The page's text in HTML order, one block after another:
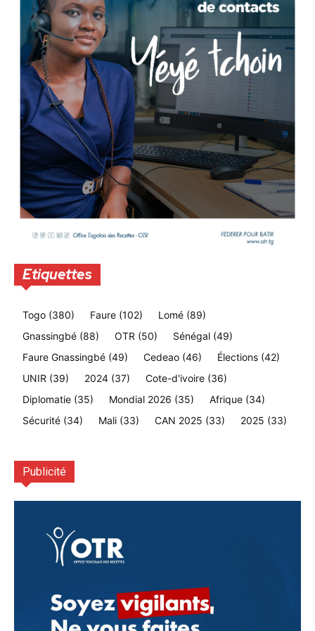
Etiquettes
Togo (380) Faure (102) Lomé (89)
Gnassingbé (88) OTR (50) Sénégal (49)
Faure Gnassingbé (49) Cedeao (46) Élections (42)
UNIR (39) 2024 (37) Cote-d'ivoire (36)
Diplomatie (35) Mondial 2026 (35) Afrique (34)
Sécurité (34) Mali (33) CAN 2025 (33) 2025 (33)
Publicité